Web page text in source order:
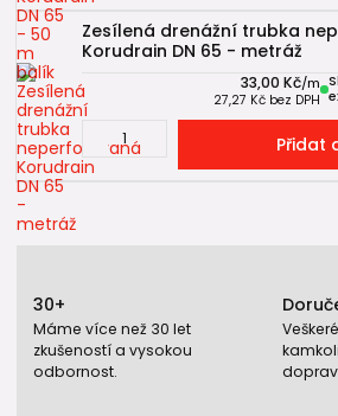
Zesílená drenážní trubka
Korudrain DN 65 - metráž
33,00 Kč/m
27,27 Kč bez DPH
Přidat
30+
Máme více než 30 let
zkušeností a vysokou
odbornost.